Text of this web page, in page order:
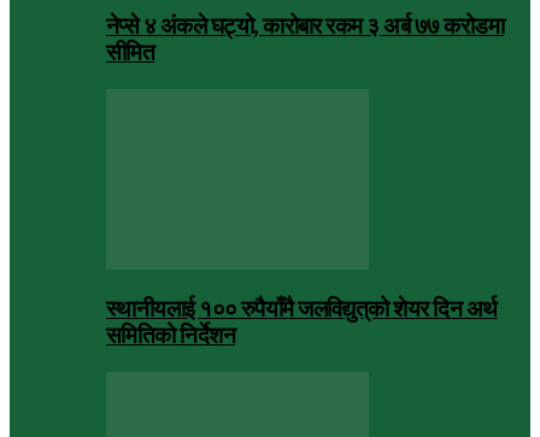
नेप्से ४ अंकले घट्यो, कारोबार रकम ३ अर्ब ७७ करोडमा
सीमित
स्थानीयलाई १०० रुपैयाँमै जलविद्युत्‌को शेयर दिन अर्थ
समितिको निर्देशन